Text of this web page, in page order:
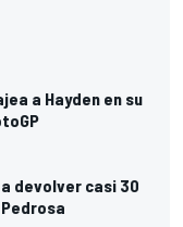
a Hayden en su
devolver casi 30